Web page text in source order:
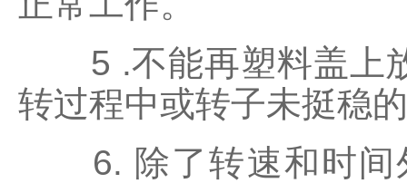
5 .不能再塑料盖上放
转过程中或转子未挺稳
6. 除了转速和时间